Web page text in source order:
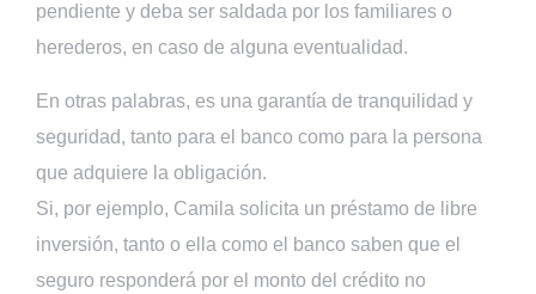
pendiente y deba ser saldada por los familiares o
herederos, en caso de alguna eventualidad.
En otras palabras, es una garantía de tranquilidad y
seguridad, tanto para el banco como para la persona
que adquiere la obligación.
Si, por ejemplo, Camila solicita un préstamo de libre
inversión, tanto o ella como el banco saben que el
seguro responderá por el monto del crédito no